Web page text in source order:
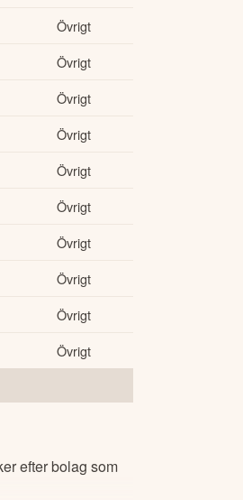
Övrigt
Övrigt
Övrigt
Övrigt
Övrigt
Övrigt
Övrigt
Övrigt
Övrigt
Övrigt
efter bolag som